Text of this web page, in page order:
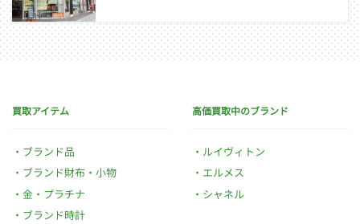
買取アイテム
ブランド品
ブランド財布・小物
金・プラチナ
ブランド時計
高価買取中のブランド
ルイヴィトン
エルメス
シャネル